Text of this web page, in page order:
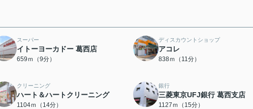
スーパー
イトーヨーカドー 葛西店
659ｍ（9分）
ディスカウントショップ
アコレ
838ｍ（11分）
クリーニング
ハート＆ハートクリーニング
1104ｍ（14分）
銀行
三菱東京UFJ銀行 葛西支店
1127ｍ（15分）